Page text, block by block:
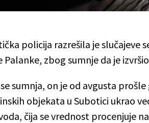
policija razrešila je slučajeve
Palanke, zbog sumnje da je
sumnja, on je od avgusta
objekata u Subotici ukrao
čija se vrednost procenjuje